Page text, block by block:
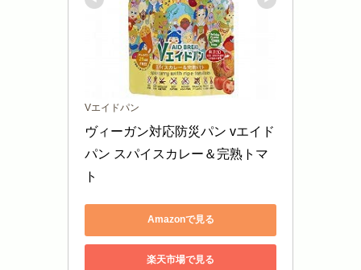
Vエイドパン
ヴィーガン対応防災パン vエイド
パン スパイスカレー＆完熟トマ
ト
Amazonで見る
楽天市場で見る